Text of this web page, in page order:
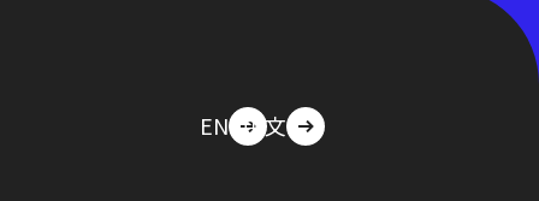
EN 中文